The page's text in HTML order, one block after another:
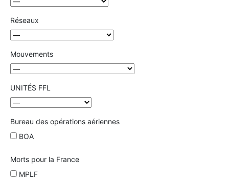
Réseaux
Mouvements
UNITÉS FFL
Bureau des opérations aériennes
BOA
Morts pour la France
MPLF